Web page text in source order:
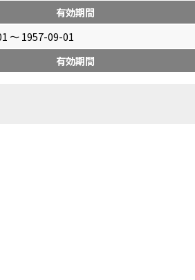
有効期間
〜 1957-09-01
有効期間